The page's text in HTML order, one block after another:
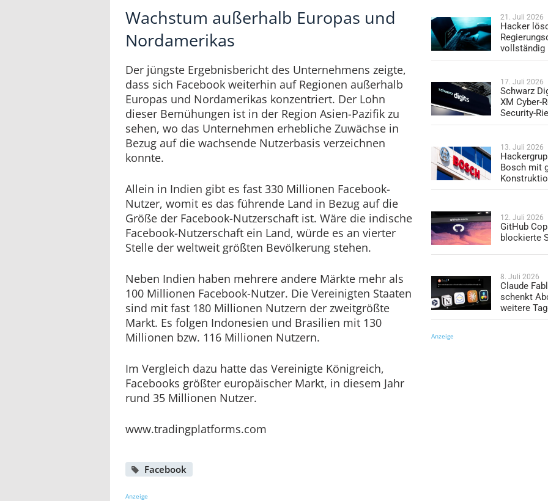
Wachstum außerhalb Europas und
Nordamerikas
Der jüngste Ergebnisbericht des Unternehmens zeigte,
dass sich Facebook weiterhin auf Regionen außerhalb
Europas und Nordamerikas konzentriert. Der Lohn
dieser Bemühungen ist in der Region Asien-Pazifik zu
sehen, wo das Unternehmen erhebliche Zuwächse in
Bezug auf die wachsende Nutzerbasis verzeichnen
konnte.
Allein in Indien gibt es fast 330 Millionen Facebook-
Nutzer, womit es das führende Land in Bezug auf die
Größe der Facebook-Nutzerschaft ist. Wäre die indische
Facebook-Nutzerschaft ein Land, würde es an vierter
Stelle der weltweit größten Bevölkerung stehen.
Neben Indien haben mehrere andere Märkte mehr als
100 Millionen Facebook-Nutzer. Die Vereinigten Staaten
sind mit fast 180 Millionen Nutzern der zweitgrößte
Markt. Es folgen Indonesien und Brasilien mit 130
Millionen bzw. 116 Millionen Nutzern.
Im Vergleich dazu hatte das Vereinigte Königreich,
Facebooks größter europäischer Markt, in diesem Jahr
rund 35 Millionen Nutzer.
www.tradingplatforms.com
Facebook
Anzeige
21. Juli 2026
Hacker
vollständig
17. Juli 2026
Schwarz
XM Cyber-
Security-
13. Juli 2026
Bosch mit
12. Juli 2026
GitHub
blockierte
8. Juli 2026
Claude
schenkt
weitere
Anzeige